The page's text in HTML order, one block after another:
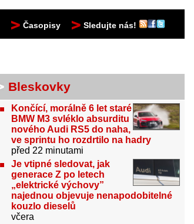
Časopisy Sledujte nás!
Bleskovky
Končící, morálně 6 let staré
BMW M3 svléklo absurditu
nového Audi RS5 do naha,
ve sprintu ho rozdrtilo na hadry
před 22 minutami
Je vtipné sledovat, jak
generace Z po letech
„elektrické výchovy”
najednou objevuje nenapodobitelné
kouzlo dieselů
včera